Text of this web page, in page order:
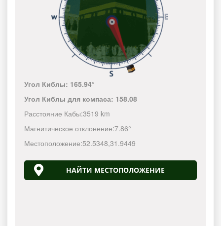
Угол Киблы: 165.94°
Угол Киблы для компаса: 158.08
Расстояние Кабы:3519 km
Магнитическое отклонение:7.86°
Местоположение:52.5348,31.9449
НАЙТИ МЕСТОПОЛОЖЕНИЕ